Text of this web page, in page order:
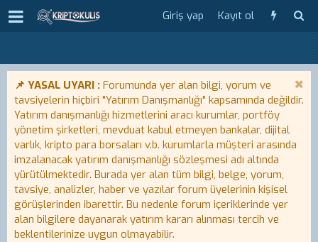
Giriş yap Kayıt ol
📌 YASAL UYARI : Forumunda yer alan bilgi, yorum ve
tavsiyelerin hiçbiri "Yatırım Danışmanlığı" kapsamında değildir.
Yatırım danışmanlığı hizmetlerini aracı kurumlar, portföy
yönetim şirketleri, mevduat kabul etmeyen bankalar, dijital
varlık, kripto para borsaları v.b. kurumlarla müşteri arasında
imzalanacak yatırım danışmanlığı sözleşmesi adı altında
yürütülmektedir. Burada yer alan tüm bilgi, belge, yorum,
tavsiye, analizler, haber ve yazılar forum üyelerinin kişisel
görüşlerinden ibarettir. Bu nedenle forum içeriklerinde yer
alan bilgilere dayanarak yatırım kararı alınması tercih ve
beklentilerinize uygun olmayabilir.